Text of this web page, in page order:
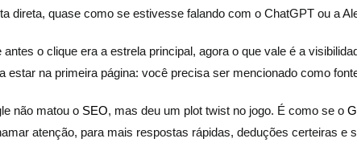
direta, quase como se estivesse falando com o ChatGPT ou a
antes o clique era a estrela principal, agora o que vale é a
estar na primeira página: você precisa ser mencionado como
não matou o SEO, mas deu um plot twist no jogo. É como se o
atenção, para mais respostas rápidas, deduções certeiras e